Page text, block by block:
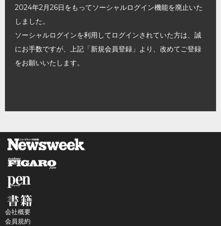
2024年2月26日をもってソーシャルログイン機能を廃止いた
しました。
ソーシャルログインを利用してログインされていた方は、誠
にお手数ですが、上記「新規会員登録」より、改めてご登録
をお願いいたします。
会社概要
会員規約